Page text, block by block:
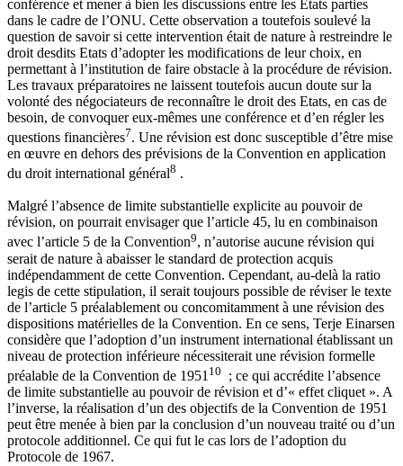
conférence et mener à bien les discussions entre les Etats parties
dans le cadre de l’ONU. Cette observation a toutefois soulevé la
question de savoir si cette intervention était de nature à restreindre le
droit desdits Etats d’adopter les modifications de leur choix, en
permettant à l’institution de faire obstacle à la procédure de révision.
Les travaux préparatoires ne laissent toutefois aucun doute sur la
volonté des négociateurs de reconnaître le droit des Etats, en cas de
besoin, de convoquer eux-mêmes une conférence et d’en régler les
questions financières7. Une révision est donc susceptible d’être mise
en œuvre en dehors des prévisions de la Convention en application
du droit international général8 .
Malgré l’absence de limite substantielle explicite au pouvoir de
révision, on pourrait envisager que l’article 45, lu en combinaison
avec l’article 5 de la Convention9, n’autorise aucune révision qui
serait de nature à abaisser le standard de protection acquis
indépendamment de cette Convention. Cependant, au-delà la ratio
legis de cette stipulation, il serait toujours possible de réviser le texte
de l’article 5 préalablement ou concomitamment à une révision des
dispositions matérielles de la Convention. En ce sens, Terje Einarsen
considère que l’adoption d’un instrument international établissant un
niveau de protection inférieure nécessiterait une révision formelle
préalable de la Convention de 1951 10
; ce qui accrédite l’absence
de limite substantielle au pouvoir de révision et d’« effet cliquet ». A
l’inverse, la réalisation d’un des objectifs de la Convention de 1951
peut être menée à bien par la conclusion d’un nouveau traité ou d’un
protocole additionnel. Ce qui fut le cas lors de l’adoption du
Protocole de 1967.